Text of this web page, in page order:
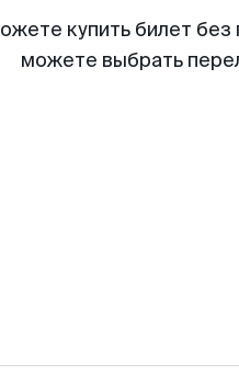
купить билет
можете выбрать